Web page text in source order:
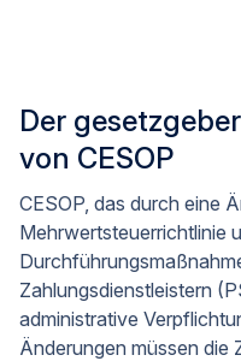
Der
von CESOP
CESOP, das durch eine
Mehrwertsteuerrichtlinie
Zahlungsdienstleistern
administrative
Änderungen müssen die